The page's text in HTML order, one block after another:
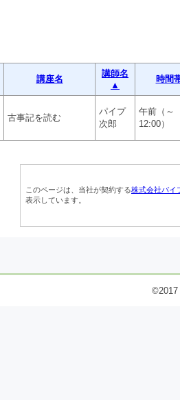
講座名
講師名
▲
時間
古事記を読む
パイプ
次郎
午前（～
12:00）
このページは、当社が契約する株式会社パイ
表示しています。
©2017